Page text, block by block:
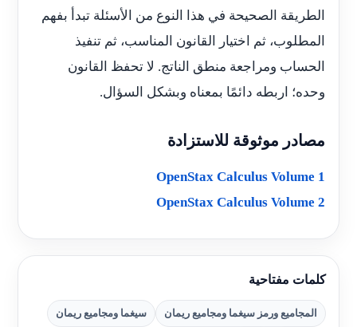
الطريقة الصحيحة في هذا النوع من الأسئلة تبدأ بفهم
المطلوب، ثم اختيار القانون المناسب، ثم تنفيذ
الحساب ومراجعة منطق الناتج. لا تحفظ القانون
وحده؛ اربطه دائمًا بمعناه وبشكل السؤال.
مصادر موثوقة للاستزادة
OpenStax Calculus Volume 1
OpenStax Calculus Volume 2
كلمات مفتاحية
المجاميع ورمز سيغما ومجاميع ريمان سيغما ومجاميع ريمان